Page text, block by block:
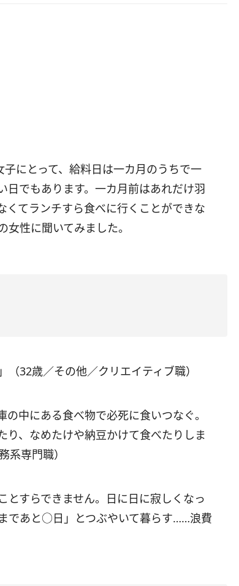
子にとって、給料日は一カ月のうちで一
日でもあります。一カ月前はあれだけ羽
てランチすら食べに行くことができな
性に聞いてみました。
32歳／その他／クリエイティブ職）
中にある食べ物で必死に食いつなぐ。
り、なめたけや納豆かけて食べたりしま
系専門職）
すらできません。日に日に寂しくなっ
であと○日」とつぶやいて暮らす……浪費